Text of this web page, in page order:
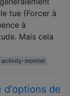
tue (Forcer à
à
Mais cela
activity-monitor
d'options de